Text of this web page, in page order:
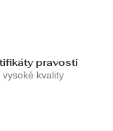
pravosti
vysoké kvality